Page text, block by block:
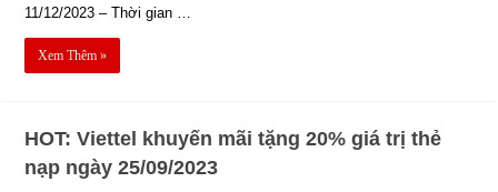
11/12/2023 – Thời gian …
Xem Thêm »
HOT: Viettel khuyến mãi tặng 20% giá trị thẻ
nạp ngày 25/09/2023